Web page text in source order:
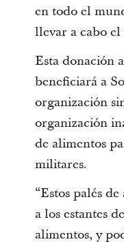
en todo el
llevar a cabo el
Esta donación
beneficiará a
organización
organización
de alimentos
militares.
“Estos palés
a los estantes
alimentos, y